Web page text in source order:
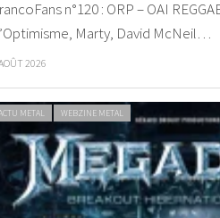
n°120 : ORP – OAI
Marty, David McNeil…
2026
METAL WEBZINE METAL